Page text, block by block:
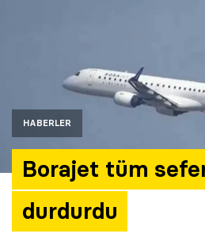
HABERLER
Borajet tüm
durdurdu